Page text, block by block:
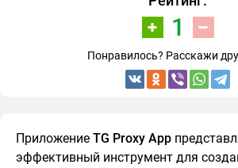
1
Понравилось? Расскажи
Приложение TG Proxy App
эффективный инструмент для